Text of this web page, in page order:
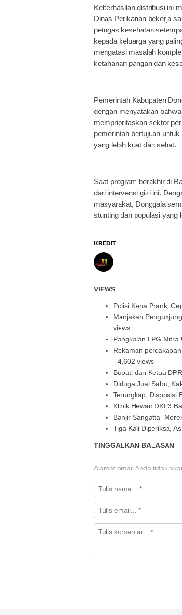
Keberhasilan distribusi ini
Dinas Perikanan bekerja
petugas kesehatan
kepada keluarga yang
mengatasi masalah
ketahanan pangan dan
Pemerintah Kabupaten
dengan menyatakan
memprioritaskan sektor
pemerintah bertujuan
yang lebih kuat dan sehat.
Saat program berakhir di
dari intervensi gizi ini.
masyarakat, Donggala
stunting dan populasi yang
KREDIT
VIEWS
Polisi Kena Prank,
Manjakan
views
Pangkalan LPG Mitra
Rekaman
- 4,602 views
Bupati dan Ketua
Diduga Jual Sabu,
Terungkap, Disposisi
Klinik Hewan DKP3
Banjir Sangatta
Tiga Kali Diperiksa,
TINGGALKAN BALASAN
Alamat email Anda tidak